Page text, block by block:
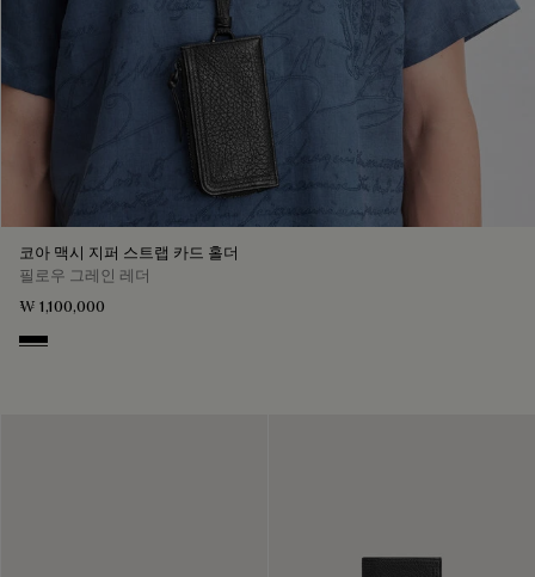
코아 맥시 지퍼 스트랩 카드 홀더
필로우 그레인 레더
₩ 1,100,000
Deep Black